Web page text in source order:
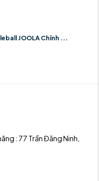
JOOLA Chính ...
: 77 Trần Đăng Ninh,